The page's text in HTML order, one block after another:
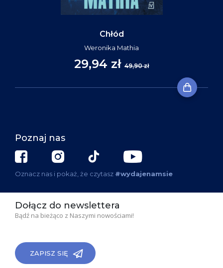
Chłód
Weronika Mathia
29,94 zł 49,90 zł
Poznaj nas
Oznacz nas i pokaż, że czytasz #wydajenamsie
Dołącz do newslettera
Bądź na bieżąco z Naszymi nowościami!
ZAPISZ SIĘ